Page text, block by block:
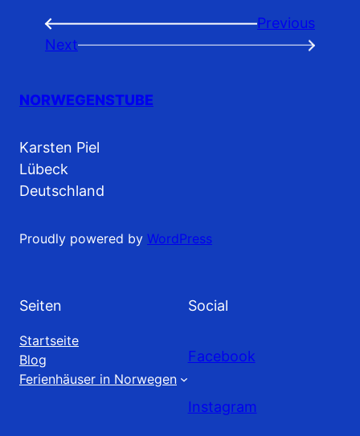
←
Previous
Next
→
NORWEGENSTUBE
Karsten Piel
Lübeck
Deutschland
Proudly powered by WordPress
Seiten
Startseite
Blog
Ferienhäuser in Norwegen
Social
Facebook
Instagram